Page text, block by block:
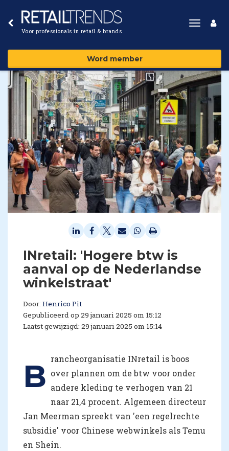
Voor professionals in retail & brands
Toggle
Word member
INretail: 'Hogere btw is
aanval op de Nederlandse
winkelstraat'
Door: Henrico Pit
Gepubliceerd op 29 januari 2025 om 15:12
Laatst gewijzigd: 29 januari 2025 om 15:14
B rancheorganisatie INretail is boos
over plannen om de btw voor onder
andere kleding te verhogen van 21
naar 21,4 procent. Algemeen directeur
Jan Meerman spreekt van 'een regelrechte
subsidie' voor Chinese webwinkels als Temu
en Shein.